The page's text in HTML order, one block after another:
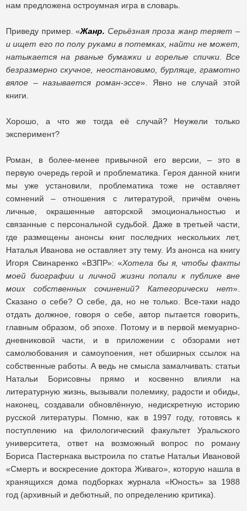
нам предложена остроумная игра в словарь.
Приведу пример. «Жанр.Серьёзная проза жанртеряет –
и ищет его по полу руками в потемках, найти не может,
натыкается на рваные бумажки и горелые спички. Все
безразмерно скучное, неостановимо, бурляще, грамотно
вялое – называется роман-эссе». Явно не случай этой
книги.
Хорошо, а что же тогда её случай? Неужели только
эксперимент?
Роман, в более-менее привычной его версии, – это в
первую очередь герой и проблематика. Героя данной книги
мы уже установили, проблематика тоже не оставляет
сомнений – отношения с литературой, причём очень
личные, окрашенные авторской эмоциональностью и
связанные с персональной судьбой. Даже в третьей части,
где размещены анонсы книг последних нескольких лет,
Наталья Иванова не оставляет эту тему. Из анонса на книгу
Игоря Свинаренко «ВЗПР»: «Хотела бы я, чтобы факты
моей биографии и личной жизни попали к публике вне
моих собственных сочинений? Категорически нет».
Сказано о себе? О себе, да, но не только. Все-таки надо
отдать должное, говоря о себе, автор пытается говорить,
главным образом, об эпохе. Потому и в первой мемуарно-
дневниковой части, и в приложении с обзорами нет
самолюбования и самоупоения, нет обширных ссылок на
собственные работы. А ведь не смысла замалчивать: статьи
Натальи Борисовны прямо и косвенно влияли на
литературную жизнь, вызывали полемику, радости и обиды,
наконец, создавали обновлённую, недискретную историю
русской литературы. Помню, как в 1997 году, готовясь к
поступлению на филологический факультет Уральского
университета, ответ на возможный вопрос по роману
Бориса Пастернака выстроила по статье Натальи Ивановой
«Смерть и воскресение доктора Живаго», которую нашла в
хранящихся дома подборках журнала «Юность» за 1988
год (архивный и дебютный, по определению критика).